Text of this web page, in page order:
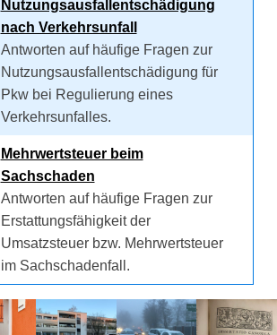
Nutzungsausfallentschädigung
nach Verkehrsunfall
Antworten auf häufige Fragen zur
Nutzungsausfallentschädigung für
Pkw bei Regulierung eines
Verkehrsunfalles.
Mehrwertsteuer beim
Sachschaden
Antworten auf häufige Fragen zur
Erstattungsfähigkeit der
Umsatzsteuer bzw. Mehrwertsteuer
im Sachschadenfall.